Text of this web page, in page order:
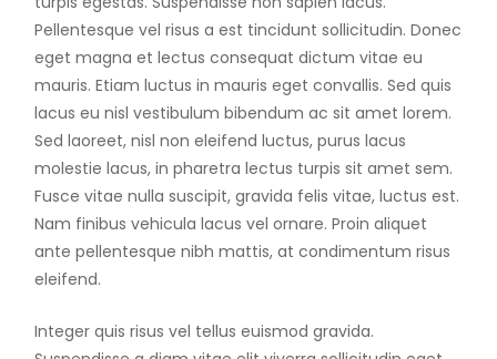
Pellentesque vel risus a est tincidunt sollicitudin. Donec
eget magna et lectus consequat dictum vitae eu
mauris. Etiam luctus in mauris eget convallis. Sed quis
lacus eu nisl vestibulum bibendum ac sit amet lorem.
Sed laoreet, nisl non eleifend luctus, purus lacus
molestie lacus, in pharetra lectus turpis sit amet sem.
Fusce vitae nulla suscipit, gravida felis vitae, luctus est.
Nam finibus vehicula lacus vel ornare. Proin aliquet
ante pellentesque nibh mattis, at condimentum risus
eleifend.
Integer quis risus vel tellus euismod gravida.